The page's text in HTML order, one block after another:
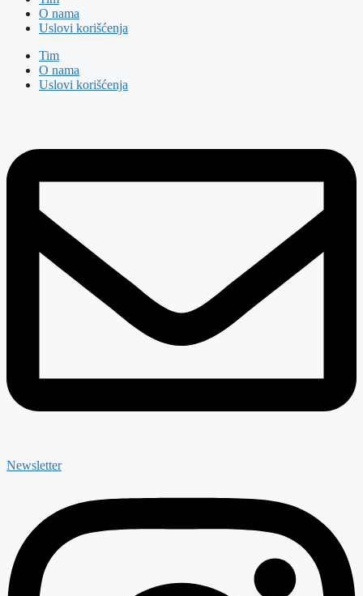
O nama
Uslovi korišćenja
Tim
O nama
Uslovi korišćenja
Newsletter